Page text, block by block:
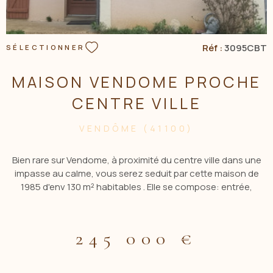
SÉLECTIONNER Réf :3095CBT
MAISON VENDOME PROCHE
CENTRE VILLE
VENDÔME (41100)
Bien rare sur Vendome, à proximité du centre ville dans une
impasse au calme, vous serez seduit par cette maison de
1985 d'env 130 m² habitables . Elle se compose: entrée,
23 m². Etage: palier desservant 3 chambres( 17, 11, 10 m² env) ,
salle d'eau, dressing , wc.Tout à l'égout, pas d'anomalie
245 000 €